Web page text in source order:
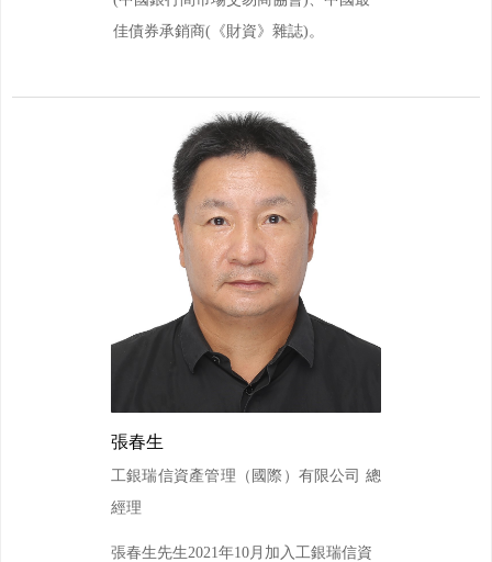
佳債券承銷商(《財資》雜誌)。
張春生
工銀瑞信資產管理（國際）有限公司 總
經理
張春生先生2021年10月加入工銀瑞信資